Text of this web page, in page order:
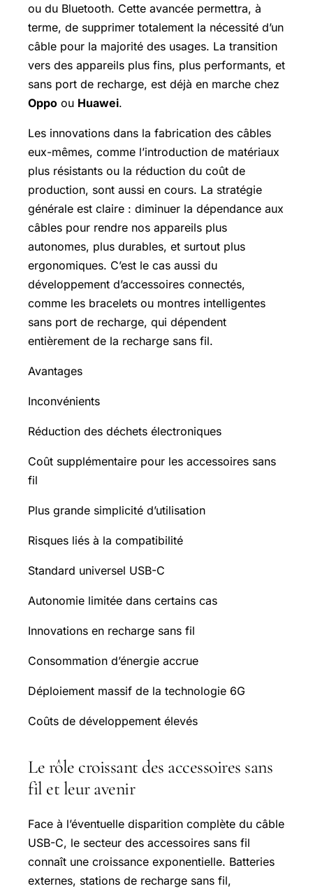
ou du Bluetooth. Cette avancée permettra, à
terme, de supprimer totalement la nécessité d’un
câble pour la majorité des usages. La transition
vers des appareils plus fins, plus performants, et
sans port de recharge, est déjà en marche chez
Oppo ou Huawei.
Les innovations dans la fabrication des câbles
eux-mêmes, comme l’introduction de matériaux
plus résistants ou la réduction du coût de
production, sont aussi en cours. La stratégie
générale est claire : diminuer la dépendance aux
câbles pour rendre nos appareils plus
autonomes, plus durables, et surtout plus
ergonomiques. C’est le cas aussi du
développement d’accessoires connectés,
comme les bracelets ou montres intelligentes
sans port de recharge, qui dépendent
entièrement de la recharge sans fil.
Avantages
Inconvénients
Réduction des déchets électroniques
Coût supplémentaire pour les accessoires sans
fil
Plus grande simplicité d’utilisation
Risques liés à la compatibilité
Standard universel USB-C
Autonomie limitée dans certains cas
Innovations en recharge sans fil
Consommation d’énergie accrue
Déploiement massif de la technologie 6G
Coûts de développement élevés
Le rôle croissant des accessoires sans
fil et leur avenir
Face à l’éventuelle disparition complète du câble
USB-C, le secteur des accessoires sans fil
connaît une croissance exponentielle. Batteries
externes, stations de recharge sans fil,